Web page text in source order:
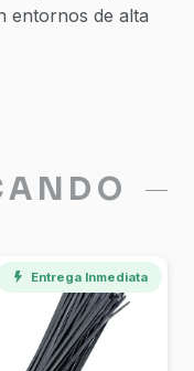
entornos de alta